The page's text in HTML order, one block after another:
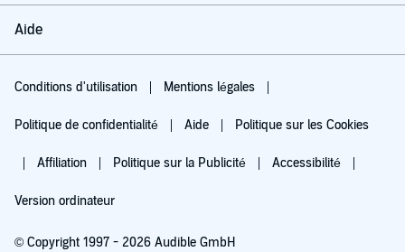
Aide
Conditions d'utilisation Mentions légales
Politique de confidentialité Aide Politique sur les Cookies
Affiliation Politique sur la Publicité Accessibilité
Version ordinateur
© Copyright 1997 - 2026 Audible GmbH